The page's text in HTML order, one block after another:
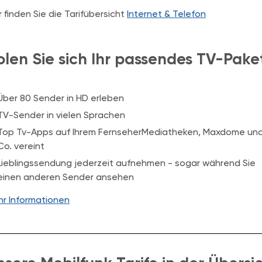
finden Sie die Tarifübersicht Internet & Telefon
Sie sich Ihr passendes TV-
80 Sender in HD erleben
Sender in vielen Sprachen
Tv-Apps auf Ihrem FernseherMediatheken, Maxdome
vereint
jederzeit aufnehmen - sogar während Sie
anderen Sender ansehen
Informationen